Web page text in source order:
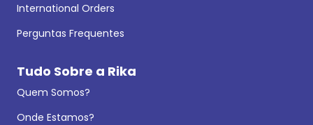
International Orders
Perguntas Frequentes
Tudo Sobre a Rika
Quem Somos?
Onde Estamos?